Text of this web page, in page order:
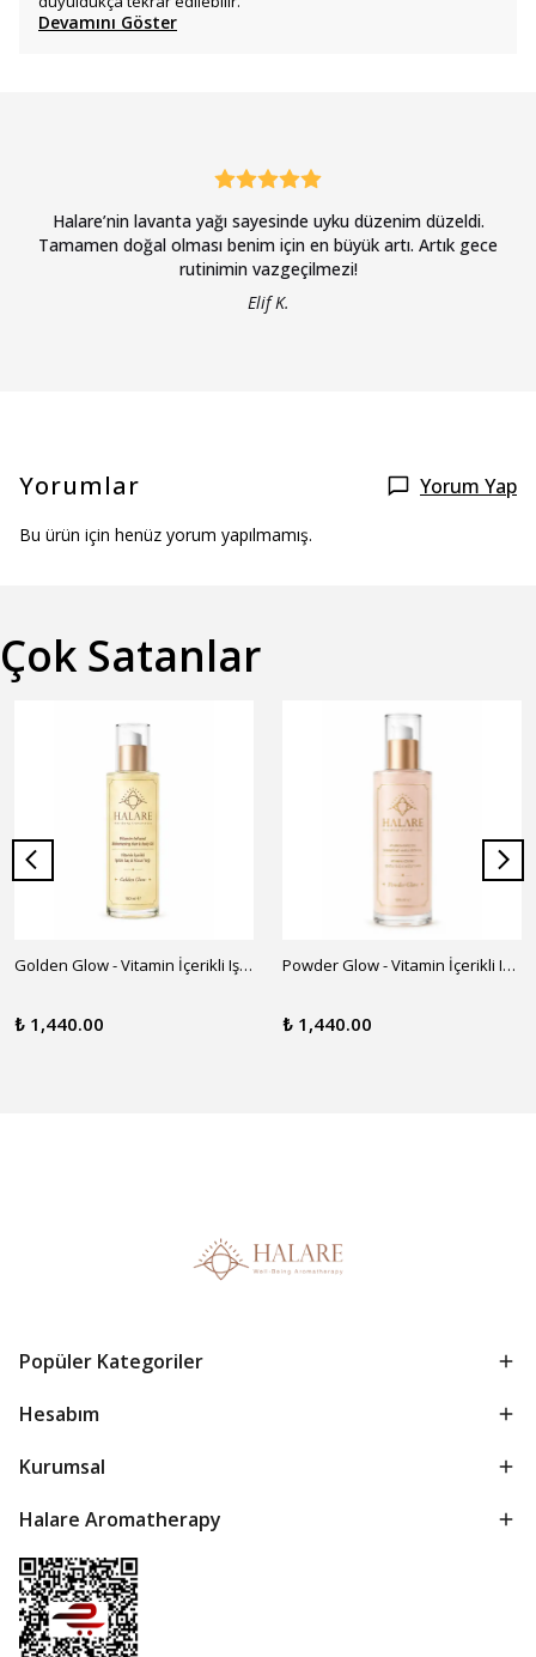
Devamını Göster
Halare’nin lavanta yağı sayesinde uyku düzenim düzeldi.
Tamamen doğal olması benim için en büyük artı. Artık gece
rutinimin vazgeçilmezi!
Elif K.
Yorumlar Yorum Yap
Bu ürün için henüz yorum yapılmamış.
Çok Satanlar
Golden Glow - Vitamin İçerikli Işıltılı Saç ve Vücut Yağı
₺ 1,440.00
Powder Glow - Vitamin İçerikli Işıltılı Saç ve Vücut Yağı
₺ 1,440.00
Popüler Kategoriler
Hesabım
Kurumsal
Halare Aromatherapy